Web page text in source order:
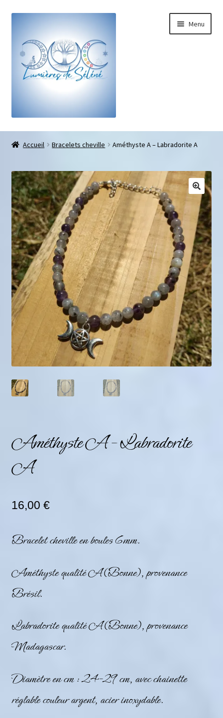
Menu
Boutique
Galets pouce anti-stress
Pendentifs sifflet et fioles
Mini géodes
Bougies lithothérapie
Packs
Carte Cadeau
Qui suis-je ?
Avis clients
Mon compte
Accueil Bracelets cheville Améthyste A – Labradorite A
Améthyste A – Labradorite
A
16,00 €
Bracelet cheville en boules 6mm.
Améthyste qualité A (Bonne), provenance
Brésil.
Labradorite qualité A (Bonne), provenance
Madagascar.
Diamètre en cm : 24-29 cm, avec chainette
réglable couleur argent, acier inoxydable.